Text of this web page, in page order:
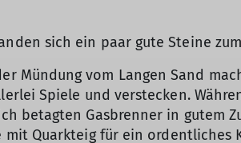
sich ein paar gute Steine
Mündung vom Langen Sand
Spiele und verstecken.
betagten Gasbrenner in gutem
mit Quarkteig für ein ordentliches